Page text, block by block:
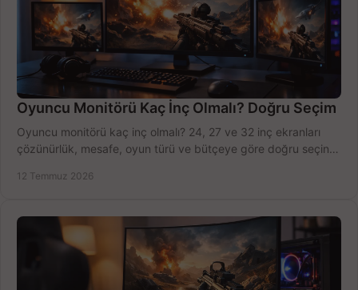
Oyuncu Monitörü Kaç İnç Olmalı? Doğru Seçim
Oyuncu monitörü kaç inç olmalı? 24, 27 ve 32 inç ekranları
çözünürlük, mesafe, oyun türü ve bütçeye göre doğru seçin,
12 Temmuz 2026